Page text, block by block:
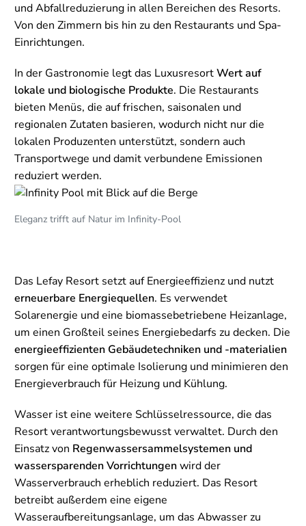
und Abfallreduzierung in allen Bereichen des Resorts.
Von den Zimmern bis hin zu den Restaurants und Spa-
Einrichtungen.
In der Gastronomie legt das LuxusresortWert auf
lokale und biologische Produkte. Die Restaurants
bieten Menüs, die auf frischen, saisonalen und
regionalen Zutaten basieren, wodurch nicht nur die
lokalen Produzenten unterstützt, sondern auch
Transportwege und damit verbundene Emissionen
reduziert werden.
Eleganz trifft auf Natur im Infinity-Pool
Das Lefay Resort setzt auf Energieeffizienz und nutzt
erneuerbare Energiequellen. Es verwendet
Solarenergie und eine biomassebetriebene Heizanlage,
um einen Großteil seines Energiebedarfs zu decken. Die
energieeffizienten Gebäudetechniken und -materialien
sorgen für eine optimale Isolierung und minimieren den
Energieverbrauch für Heizung und Kühlung.
Wasser ist eine weitere Schlüsselressource, die das
Resort verantwortungsbewusst verwaltet. Durch den
Einsatz von Regenwassersammelsystemen und
wassersparenden Vorrichtungenwird der
Wasserverbrauch erheblich reduziert. Das Resort
betreibt außerdem eine eigene
Wasseraufbereitungsanlage, um das Abwasser zu